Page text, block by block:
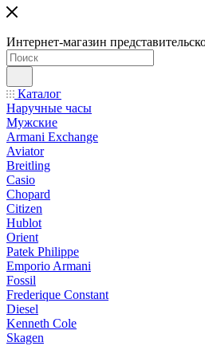
Интернет-магазин
Каталог
Наручные часы
Мужские
Armani Exchange
Aviator
Breitling
Casio
Chopard
Citizen
Hublot
Orient
Patek Philippe
Emporio Armani
Fossil
Frederique Constant
Diesel
Kenneth Cole
Skagen